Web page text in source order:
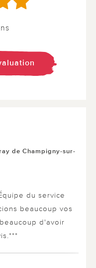
de Champigny-sur-
du service
beaucoup vos
d'avoir